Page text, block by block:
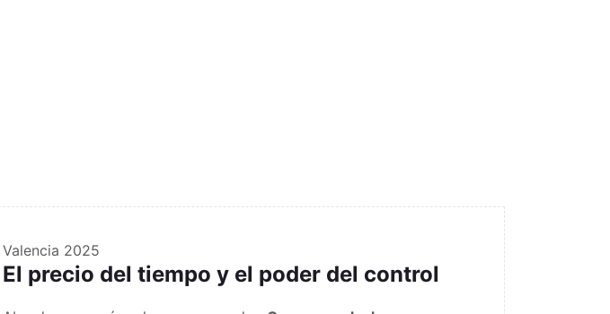
Valencia 2025
El precio del tiempo y el poder del control